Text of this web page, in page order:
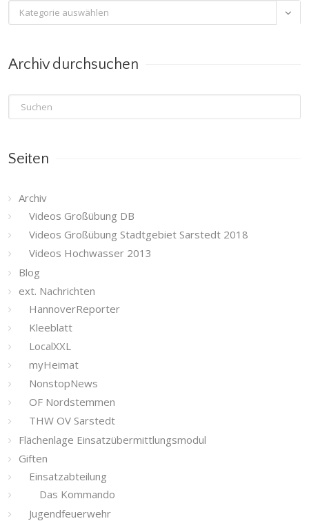
Archiv
nach

Archiv durchsuchen
Seiten
Archiv
Videos Großübung DB
Videos Großübung Stadtgebiet Sarstedt 2018
Videos Hochwasser 2013
Blog
ext. Nachrichten
HannoverReporter
Kleeblatt
LocalXXL
myHeimat
NonstopNews
OF Nordstemmen
THW OV Sarstedt
Flächenlage Einsatzübermittlungsmodul
Giften
Einsatzabteilung
Das Kommando
Jugendfeuerwehr